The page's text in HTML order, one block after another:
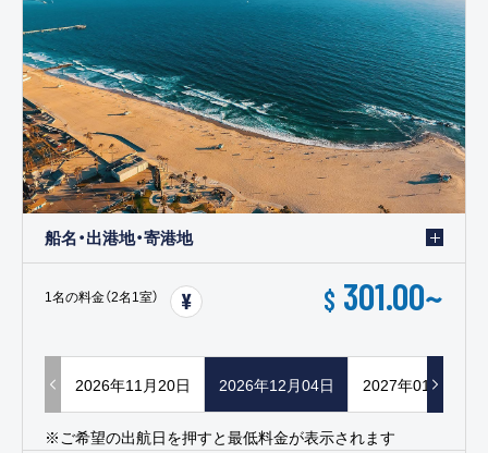
船名・出港地・寄港地
1名の料金（2名1室） $ 301.00~
2026年11月20日 2026年12月04日 2027年01月08日
※ご希望の出航日を押すと最低料金が表示されます